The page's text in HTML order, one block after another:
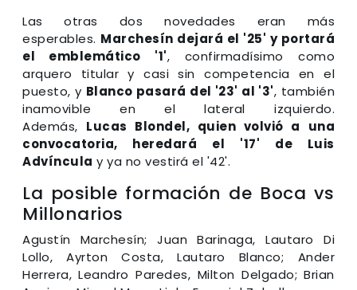
Las otras dos novedades eran más
esperables. Marchesín dejará el '25' y portará
el emblemático '1', confirmadísimo como
arquero titular y casi sin competencia en el
puesto, y Blanco pasará del '23' al '3', también
inamovible en el lateral izquierdo.
Además, Lucas Blondel, quien volvió a una
convocatoria, heredará el '17' de Luis
Advíncula y ya no vestirá el '42'.
La posible formación de Boca vs
Millonarios
Agustín Marchesín; Juan Barinaga, Lautaro Di
Lollo, Ayrton Costa, Lautaro Blanco; Ander
Herrera, Leandro Paredes, Milton Delgado; Brian